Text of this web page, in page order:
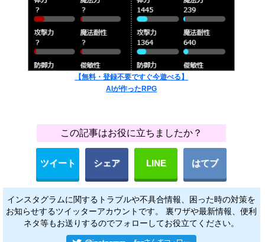
【無料・登録不要ですぐ今遊べる】
AIが作ったRPG
この記事はお役に立ちましたか？
ツイート シェア LINE はてブ
インスタグラムに関するトラブルや不具合情報、困った時の対策を
お知らせするツイッターアカウントです。 裏ワザや最新情報、便利
ネタ等もお送りするのでフォローしてお役立てください。